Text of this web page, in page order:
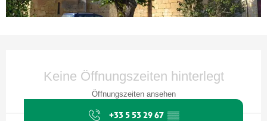
Keine Öffnungszeiten hinterlegt
Öffnungszeiten ansehen
+33 5 53 29 67 ▒▒